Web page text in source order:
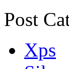
Post
Xps